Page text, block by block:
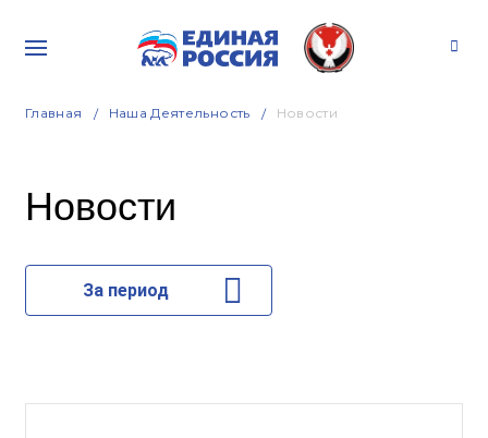
Главная Наша Деятельность Новости
Новости
За период